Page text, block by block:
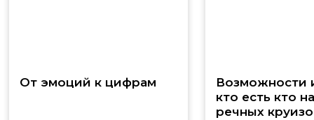
От эмоций к цифрам
Возможности
кто есть кто
речных